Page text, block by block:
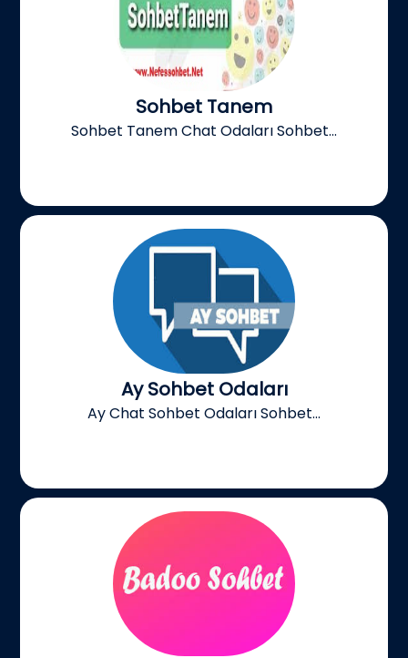
Sohbet Tanem
Sohbet Tanem Chat Odaları Sohbet...
Ay Sohbet Odaları
Ay Chat Sohbet Odaları Sohbet...